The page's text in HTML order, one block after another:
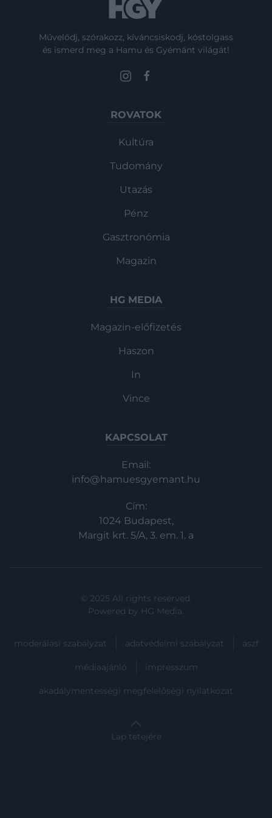
Művelődj, szórakozz, kíváncsiskodj, kóstolgass
és ismerd meg a Hamu és Gyémánt világát!
ROVATOK
Kultúra
Tudomány
Utazás
Pénz
Gasztronómia
Magazin
HG MEDIA
Magazin-előfizetés
Haszon
In
Vince
KAPCSOLAT
Email:
info@hamuesgyemant.hu
Cím:
1024 Budapest,
Margit krt. 5/A, 3. em. 1. a
© 2025 All rights reserved.
Powered by HG Media.
moderálási szabályzat adatvédelmi szabályzat ászf
médiaajánló impresszum
akadálymentességi megfelelőségi nyilatkozat
Lap tetejére